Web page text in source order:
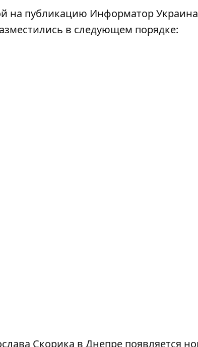
на публикацию Информатор Украина
в следующем порядке:
Скорика в Днепре появляется